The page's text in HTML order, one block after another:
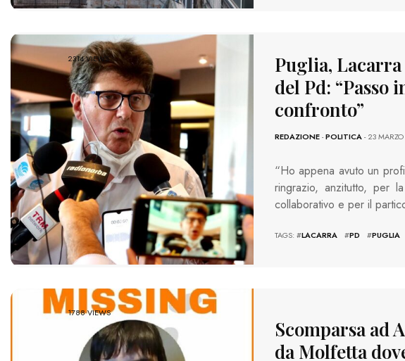
2314 VIEWS
Puglia,
del Pd:
confronto”
REDAZIONE-POLITICA- 23
“Ho appena avuto un
ringrazio, anzitutto, per
collaborativo e per il
TAGS: #LACARRA #PD #PUGLIA
1788 VIEWS
Scomparsa ad
da Molfetta